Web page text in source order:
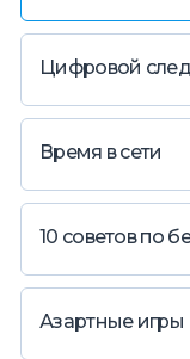
Цифровой след
Время в сети
10 советов по
Азартные игры